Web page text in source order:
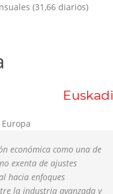
(31,66 diarios)
Euskadi
económica como una de
exenta de ajustes
hacia enfoques
la industria avanzada y